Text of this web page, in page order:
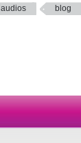
audios blog